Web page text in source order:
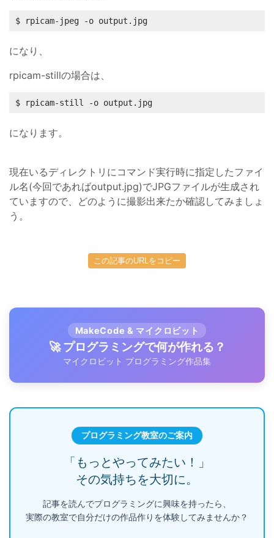
$ rpicam-jpeg -o output.jpg
になり、
rpicam-stillの場合は、
$ rpicam-still -o output.jpg
になります。
現在いるディレクトリにコマンド実行時に指定したファイ
ル名(今回であればoutput.jpg)でJPGファイルが生成され
ていますので、どのように撮影出来たか確認してみましょ
う。
この記事のURLをコピー
MakeCode & マイクロビット
🚀 プログラミングで何が作れる？
マイクロビット プログラミング作品集
プログラミング教室のご案内
「もっとやってみたい！」
その気持ちを大切に。
記事を読んでプログラミングに興味を持ったら、
実際の教室で自分だけの作品作りを体験してみませんか？